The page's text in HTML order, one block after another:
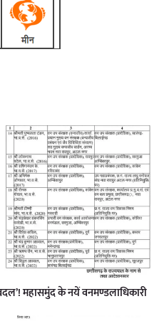
महासमुंद के नयें वनमण्डलाधिकारी